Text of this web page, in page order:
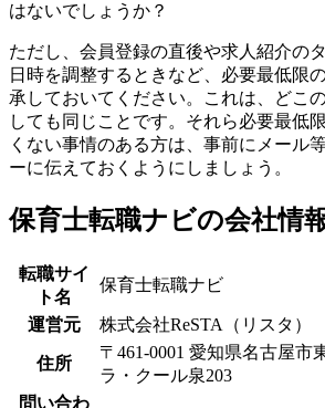
はないでしょうか？
ただし、会員登録の直後や求人紹介の
日時を調整するときなど、必要最低限
承しておいてください。これは、どこ
しても同じことです。それら必要最低
くない事情のある方は、事前にメール
ーに伝えておくようにしましょう。
保育士転職ナビの会社情
転職サイ
ト名
保育士転職ナビ
運営元 株式会社ReSTA（リスタ）
住所
〒461-0001 愛知県名古屋市
ラ・クール泉203
問い合わ